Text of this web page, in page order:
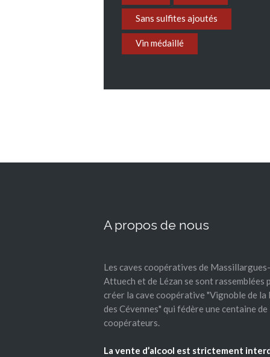
Sans sulfites ajoutés
Vin médaillé
A propos de nous
Les caves coopératives de Massillargues-
Attuech et de Lézan se sont rassemblées
créer la cave coopérative "Vignoble de la
des Cévennes" qui fédère une centaine de
coopérateurs.
La vente d’alcool est strictement